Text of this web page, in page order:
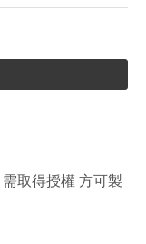
需取得授權 方可製